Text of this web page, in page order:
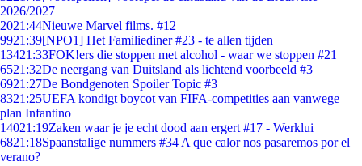
2026/2027
2021:44Nieuwe Marvel films. #12
9921:39[NPO1] Het Familiediner #23 - te allen tijden
13421:33FOK!ers die stoppen met alcohol - waar we stoppen #21
6521:32De neergang van Duitsland als lichtend voorbeeld #3
6921:27De Bondgenoten Spoiler Topic #3
8321:25UEFA kondigt boycot van FIFA-competities aan vanwege
plan Infantino
14021:19Zaken waar je je echt dood aan ergert #17 - Werklui
6821:18Spaanstalige nummers #34 A que calor nos pasaremos por el
verano?